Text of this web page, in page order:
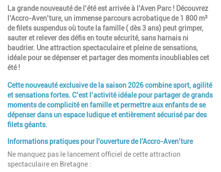
La grande nouveauté de l’été est arrivée à l’Aven Parc ! Découvrez
l’Accro-Aven’ture, un immense parcours acrobatique de 1 800 m²
de filets suspendus où toute la famille ( dès 3 ans) peut grimper,
sauter et relever des défis en toute sécurité, sans harnais ni
baudrier. Une attraction spectaculaire et pleine de sensations,
idéale pour se dépenser et partager des moments inoubliables cet
été !
Cette nouveauté exclusive de la saison 2026 combine sport, agilité
et sensations fortes. C’est l’activité idéale pour partager de grands
moments de complicité en famille et permettre aux enfants de se
dépenser dans un espace ludique et entièrement sécurisé par des
filets géants.
Informations pratiques pour l'ouverture de l'Accro-Aven’ture
Ne manquez pas le lancement officiel de cette attraction
spectaculaire en Bretagne :